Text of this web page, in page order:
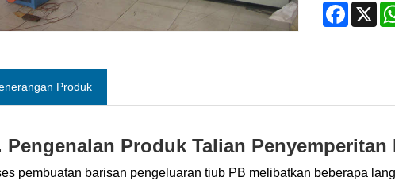
X
Produk
Pengenalan Produk Talian Penyemperitan
pembuatan barisan pengeluaran tiub PB melibatkan beberapa